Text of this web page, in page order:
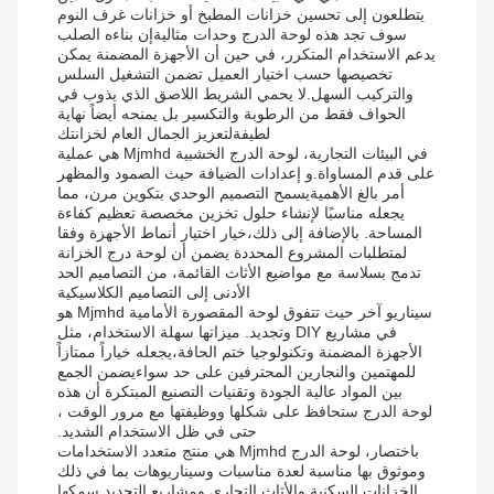
يتطلعون إلى تحسين خزانات المطبخ أو خزانات غرف النوم
سوف تجد هذه لوحة الدرج وحدات مثاليةإن بناءه الصلب
يدعم الاستخدام المتكرر، في حين أن الأجهزة المضمنة يمكن
تخصيصها حسب اختيار العميل تضمن التشغيل السلس
والتركيب السهل.لا يحمي الشريط اللاصق الذي يذوب في
الحواف فقط من الرطوبة والتكسير بل يمنحه أيضاً نهاية
لطيفةلتعزيز الجمال العام لخزانتك
في البيئات التجارية، لوحة الدرج الخشبية Mjmhd هي عملية
على قدم المساواة.و إعدادات الضيافة حيث الصمود والمظهر
أمر بالغ الأهميةيسمح التصميم الوحدي بتكوين مرن، مما
يجعله مناسبًا لإنشاء حلول تخزين مخصصة تعظيم كفاءة
المساحة. بالإضافة إلى ذلك،خيار اختيار أنماط الأجهزة وفقا
لمتطلبات المشروع المحددة يضمن أن لوحة درج الخزانة
تدمج بسلاسة مع مواضيع الأثاث القائمة، من التصاميم الحد
الأدنى إلى التصاميم الكلاسيكية
سيناريو آخر حيث تتفوق لوحة المقصورة الأمامية Mjmhd هو
في مشاريع DIY وتجديد. ميزاتها سهلة الاستخدام، مثل
الأجهزة المضمنة وتكنولوجيا ختم الحافة،يجعله خياراً ممتازاً
للمهتمين والنجارين المحترفين على حد سواءيضمن الجمع
بين المواد عالية الجودة وتقنيات التصنيع المبتكرة أن هذه
لوحة الدرج ستحافظ على شكلها ووظيفتها مع مرور الوقت ،
حتى في ظل الاستخدام الشديد.
باختصار، لوحة الدرج Mjmhd هي منتج متعدد الاستخدامات
وموثوق بها مناسبة لعدة مناسبات وسيناريوهات بما في ذلك